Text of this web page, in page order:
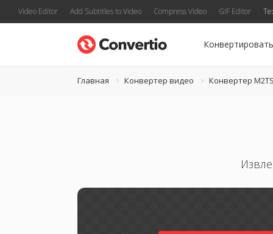
Video Editor Add Subtitles to Video Compress Video GIF Editor
Конвертировать
Главная Конвертер видео Конвертер M2TS